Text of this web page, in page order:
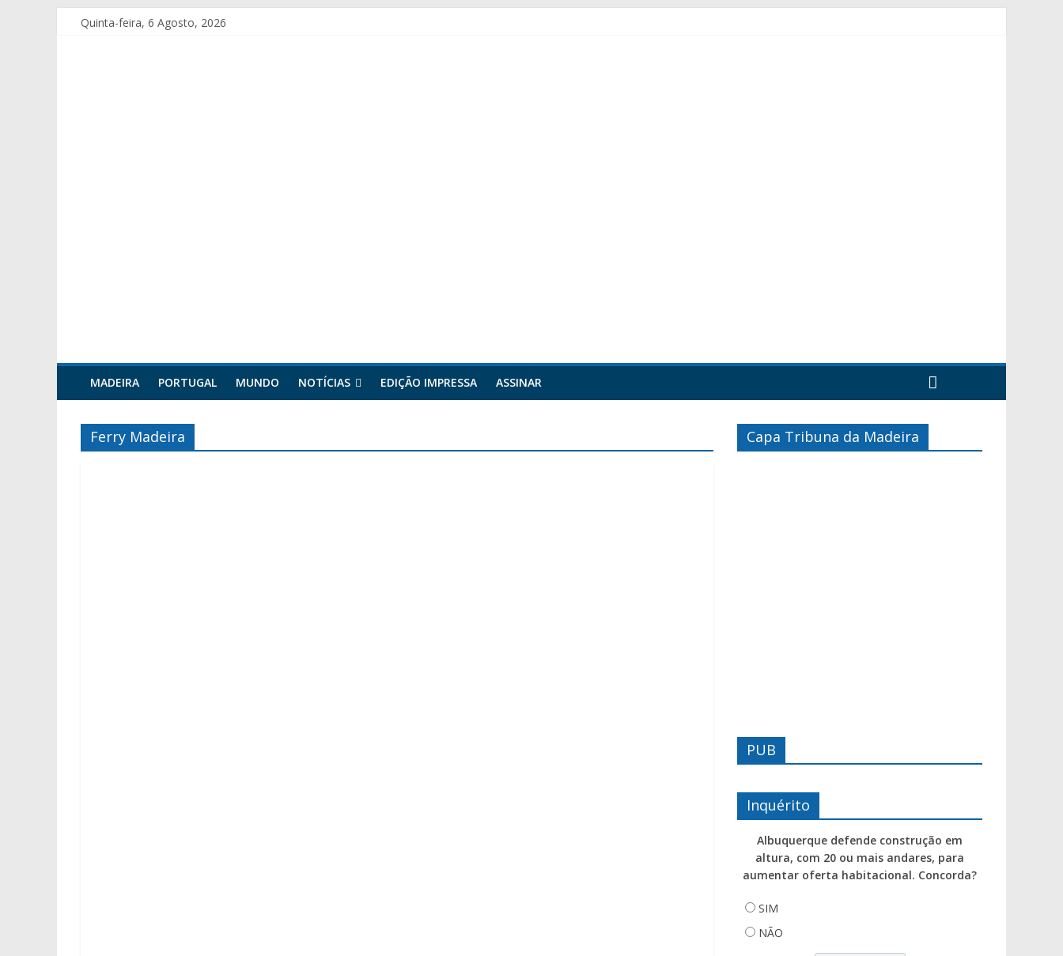
Quinta-feira, 6 Agosto, 2026
MADEIRA PORTUGAL MUNDO NOTÍCIAS EDIÇÃO IMPRESSA ASSINAR
Ferry Madeira Capa Tribuna da Madeira
PUB
Inquérito
Albuquerque defende construção em
altura, com 20 ou mais andares, para
aumentar oferta habitacional. Concorda?
SIM
NÃO